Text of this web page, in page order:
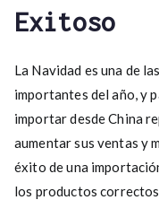
Exitoso
La Navidad es una de
importantes del año, y
importar desde China
aumentar sus ventas y
éxito de una
los productos